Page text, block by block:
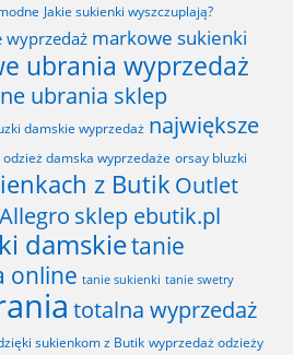
Jakie sukienki wyszczuplają?
wyprzedaż markowe sukienki
ubrania wyprzedaż
ubrania sklep
damskie wyprzedaż największe
odzież damska wyprzedaże orsay bluzki
z Butik Outlet
sklep ebutik.pl
damskietanie
online tanie sukienki tanie swetry
totalna wyprzedaż
sukienkom z Butik wyprzedaż odzieży